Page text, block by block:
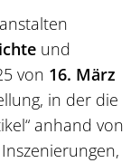
und
von 16. März
in der die
anhand von